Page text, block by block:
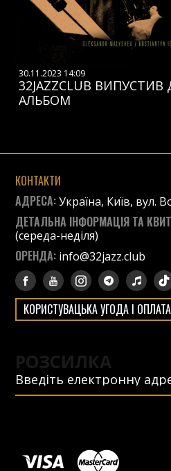
30.11.2023 14:09
32JAZZCLUB
АЛЬБОМ
КОНТАКТИ
АДРЕСА:Україна, Київ, вул.
ДЕТАЛЬНА ІНФОРМАЦІЯ ТА
(середа-неділя)
ОРЕНДА: info@32jazz.club
КОРИСТУВАЦЬКА УГОДА І ОПЛАТА
РОЗСИЛКА